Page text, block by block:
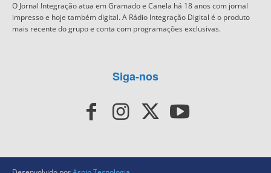
O Jornal Integração atua em Gramado e Canela há 18 anos com jornal
impresso e hoje também digital. A Rádio Integração Digital é o produto
mais recente do grupo e conta com programações exclusivas.
Siga-nos